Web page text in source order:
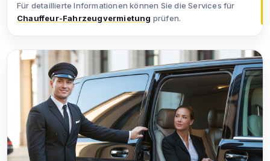
Für detaillierte Informationen können Sie die Services für
Chauffeur-Fahrzeugvermietung prüfen.